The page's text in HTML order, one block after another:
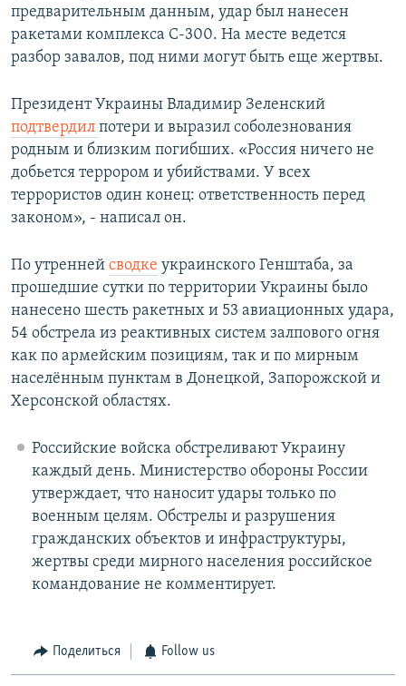
предварительным данным, удар был нанесен
ракетами комплекса С-300. На месте ведется
разбор завалов, под ними могут быть еще жертвы.
Президент Украины Владимир Зеленский
подтвердил потери и выразил соболезнования
родным и близким погибших. «Россия ничего не
добьется террором и убийствами. У всех
террористов один конец: ответственность перед
законом», - написал он.
По утренней сводке украинского Генштаба, за
прошедшие сутки по территории Украины было
нанесено шесть ракетных и 53 авиационных удара,
54 обстрела из реактивных систем залпового огня
как по армейским позициям, так и по мирным
населённым пунктам в Донецкой, Запорожской и
Херсонской областях.
Российские войска обстреливают Украину
каждый день. Министерство обороны России
утверждает, что наносит удары только по
военным целям. Обстрелы и разрушения
гражданских объектов и инфраструктуры,
жертвы среди мирного населения российское
командование не комментирует.
Поделиться Follow us